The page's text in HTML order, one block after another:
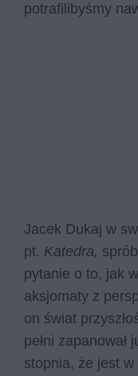
potrafilibyśmy
Jacek Dukaj w
pt. Katedra,
pytanie o to, jak
aksjomaty z
on świat
pełni zapanował
stopnia, że jest